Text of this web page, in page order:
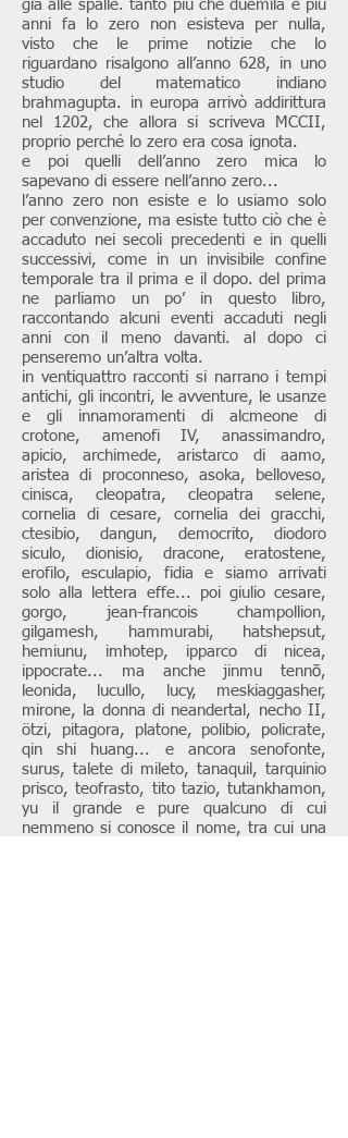
già alle spalle. tanto più che duemila e più
anni fa lo zero non esisteva per nulla,
visto che le prime notizie che lo
riguardano risalgono all’anno 628, in uno
studio del matematico indiano
brahmagupta. in europa arrivò addirittura
nel 1202, che allora si scriveva MCCII,
proprio perché lo zero era cosa ignota.
e poi quelli dell’anno zero mica lo
sapevano di essere nell’anno zero...
l’anno zero non esiste e lo usiamo solo
per convenzione, ma esiste tutto ciò che è
accaduto nei secoli precedenti e in quelli
successivi, come in un invisibile confine
temporale tra il prima e il dopo. del prima
ne parliamo un po’ in questo libro,
raccontando alcuni eventi accaduti negli
anni con il meno davanti. al dopo ci
penseremo un’altra volta.
in ventiquattro racconti si narrano i tempi
antichi, gli incontri, le avventure, le usanze
e gli innamoramenti di alcmeone di
crotone, amenofi IV, anassimandro,
apicio, archimede, aristarco di aamo,
aristea di proconneso, asoka, belloveso,
cinisca, cleopatra, cleopatra selene,
cornelia di cesare, cornelia dei gracchi,
ctesibio, dangun, democrito, diodoro
siculo, dionisio, dracone, eratostene,
erofilo, esculapio, fidia e siamo arrivati
solo alla lettera effe... poi giulio cesare,
gorgo, jean-francois champollion,
gilgamesh, hammurabi, hatshepsut,
hemiunu, imhotep, ipparco di nicea,
ippocrate... ma anche jinmu tennō,
leonida, lucullo, lucy, meskiaggasher,
mirone, la donna di neandertal, necho II,
ötzi, pitagora, platone, polibio, policrate,
qin shi huang... e ancora senofonte,
surus, talete di mileto, tanaquil, tarquinio
prisco, teofrasto, tito tazio, tutankhamon,
yu il grande e pure qualcuno di cui
nemmeno si conosce il nome, tra cui una